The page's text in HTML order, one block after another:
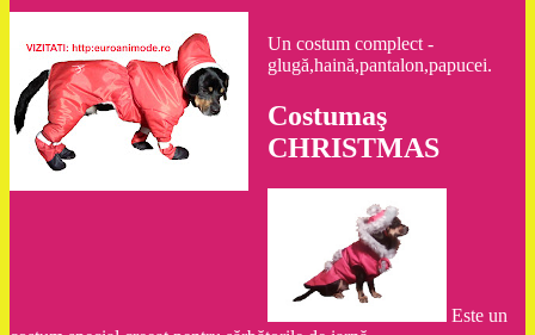
Un costum complect -
glugă,haină,pantalon,papucei.
Costumaş
CHRISTMAS
Este un